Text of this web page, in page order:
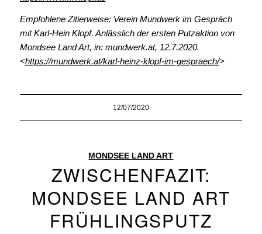
Empfohlene Zitierweise: Verein Mundwerk im Gespräch
mit Karl-Hein Klopf. Anlässlich der ersten Putzaktion von
Mondsee Land Art, in: mundwerk.at, 12.7.2020.
<https://mundwerk.at/karl-heinz-klopf-im-gespraech/>
12/07/2020
MONDSEE LAND ART
ZWISCHENFAZIT:
MONDSEE LAND ART
FRÜHLINGSPUTZ